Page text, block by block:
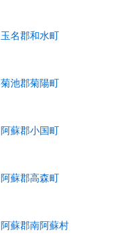
玉名郡和水町
菊池郡菊陽町
阿蘇郡小国町
阿蘇郡高森町
阿蘇郡南阿蘇村